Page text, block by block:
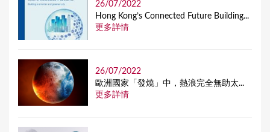
26/07/2022
Hong Kong’s Connected Future Building...
更多詳情
26/07/2022
歐洲國家「發燒」中，熱浪完全無助太...
更多詳情